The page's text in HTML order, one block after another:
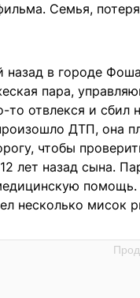
Семья,
назад в городе
пара,
то отвлекся и
ДТП, она
чтобы
лет назад сына.
помощь.
несколько мисок